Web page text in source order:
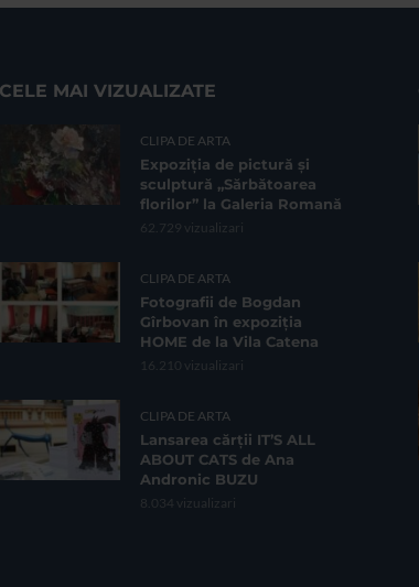
CELE MAI VIZUALIZATE
CLIPA DE ARTA
Expoziția de pictură și
sculptură „Sărbătoarea
florilor” la Galeria Romană
62.729 vizualizari
CLIPA DE ARTA
Fotografii de Bogdan
Gîrbovan în expoziția
HOME de la Vila Catena
16.210 vizualizari
CLIPA DE ARTA
Lansarea cărții IT’S ALL
ABOUT CATS de Ana
Andronic BUZU
8.034 vizualizari